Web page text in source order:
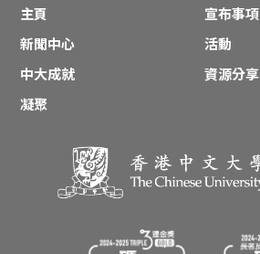
主頁
宣布事項
新聞中心
活動
中大成就
資源分享
凝聚